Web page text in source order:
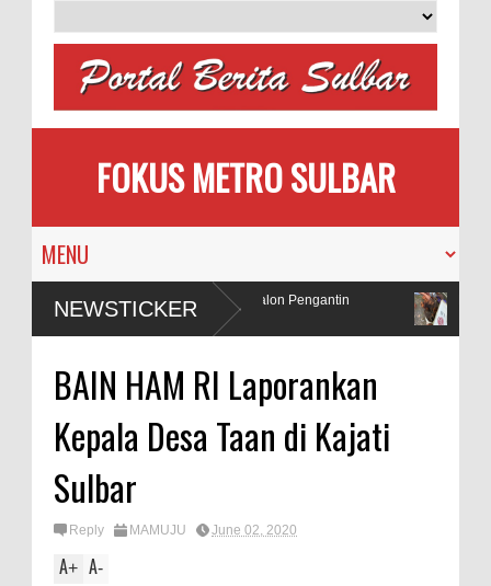
FOKUS METRO SULBAR
NEWSTICKERMAPIA Ajak Calon Pengantin
Tanam Pohon
BAIN HAM RI Laporankan
Kepala Desa Taan di Kajati
Sulbar
Reply MAMUJU June 02, 2020
A+ A-